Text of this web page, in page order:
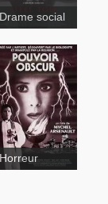
Steel Toes
Drame social
Horreur